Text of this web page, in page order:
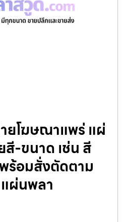
ยโฆษณาแพร่ แผ่
-ขนาด เช่น สี
ร้อมสั่งตัดตาม
ผ่นพลา